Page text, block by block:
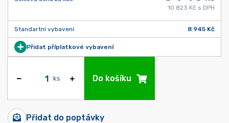
10 823 Kč s DPH
Standartní vybavení 8 945 Kč
Přidat příplatkové vybavení
ks Do košíku
Přidat do poptávky